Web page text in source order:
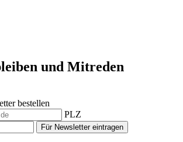
und Mitreden
bestellen
PLZ
Für Newsletter eintragen